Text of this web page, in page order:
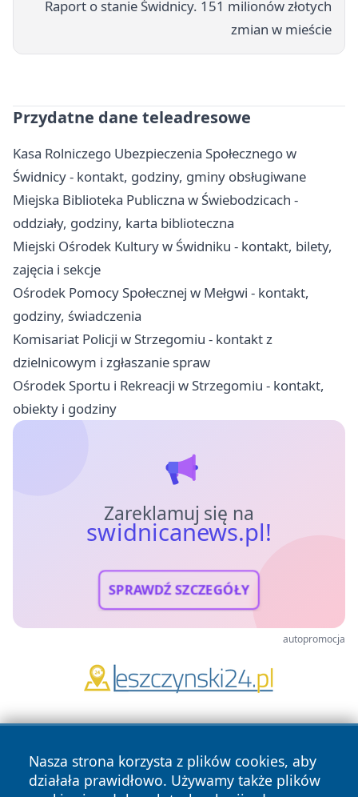
Raport o stanie Świdnicy. 151 milionów złotych
zmian w mieście
Przydatne dane teleadresowe
Kasa Rolniczego Ubezpieczenia Społecznego w
Świdnicy - kontakt, godziny, gminy obsługiwane
Miejska Biblioteka Publiczna w Świebodzicach -
oddziały, godziny, karta biblioteczna
Miejski Ośrodek Kultury w Świdniku - kontakt, bilety,
zajęcia i sekcje
Ośrodek Pomocy Społecznej w Mełgwi - kontakt,
godziny, świadczenia
Komisariat Policji w Strzegomiu - kontakt z
dzielnicowym i zgłaszanie spraw
Ośrodek Sportu i Rekreacji w Strzegomiu - kontakt,
obiekty i godziny
Zareklamuj się na
swidnicanews.pl!
SPRAWDŹ SZCZEGÓŁY
autopromocja
Nasza strona korzysta z plików cookies, aby
działała prawidłowo. Używamy także plików